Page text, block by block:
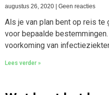
augustus 26, 2020 Geen reacties
Als je van plan bent op reis te
voor bepaalde
voorkoming van
Lees verder »